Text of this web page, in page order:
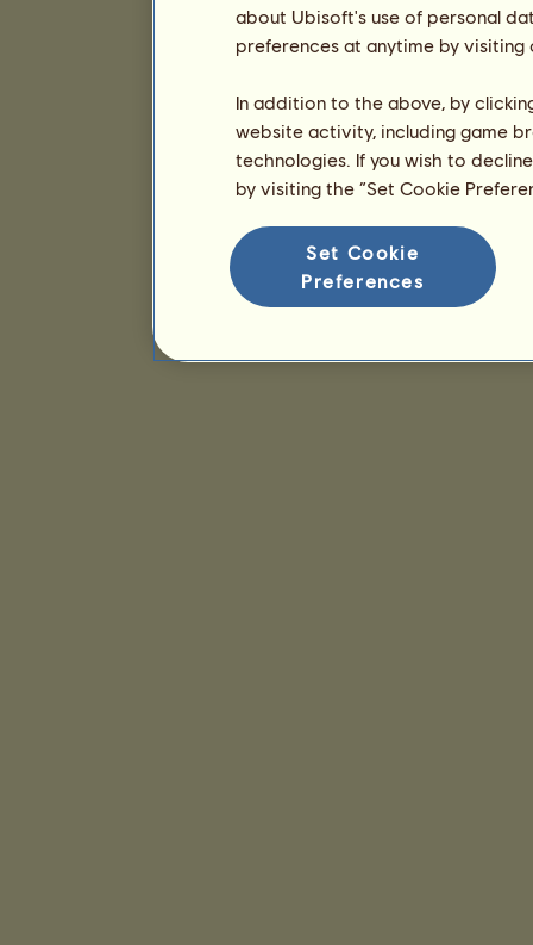
about Ubisoft's use of personal
preferences at anytime by
In addition to the above, by
website activity, including game
technologies. If you wish to
by visiting the “Set Cookie
Set Cookie
Preferences